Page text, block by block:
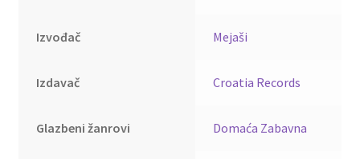
Izvođač Mejaši
Izdavač Croatia Records
Glazbeni žanrovi Domaća Zabavna